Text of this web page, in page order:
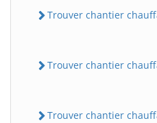
Trouver chantier
Trouver chantier
Trouver chantier